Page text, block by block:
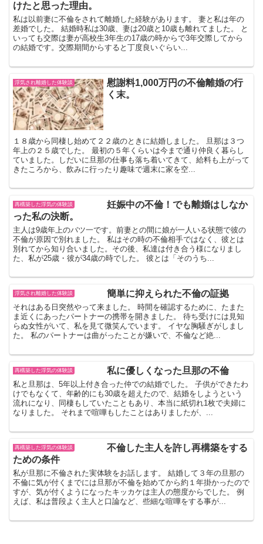
けたと思った理由。
私は以前妻に不倫をされて離婚した経験があります。 妻と私は年の
差婚でした。 結婚時私は30歳、妻は20歳と10歳も離れてました。 と
いっても交際は妻が高校生3年生の17歳の時からで3年交際してから
の結婚です。交際期間からすると丁度良いぐらい...
浮気され離婚した体験談
慰謝料1,000万円の不倫離婚の行
く末。
１８歳から同棲し始めて２２歳のときに結婚しました。 旦那は３つ
年上の２５歳でした。 最初の５年くらいは今まで通り仲良く暮らし
ていました。しだいに旦那の仕事も落ち着いてきて、給料も上がって
きたころから、飲みに行ったり趣味で週末に家を空...
再構築した浮気の体験談
妊娠中の不倫！でも離婚はしなか
った私の決断。
主人は9歳年上のバツ一です。前妻との間に娘が一人いる状態で彼の
不倫が原因で別れました。 私はその時の不倫相手ではなく、彼とは
別れてから知り合いました。その後、私達は付き合う様になりまし
た、私が25歳・彼が34歳の時でした。 彼とは「そのうち...
浮気され離婚した体験談 簡単に抑えられた不倫の証拠
それはある日突然やって来ました。 時間を確認するために、たまた
ま近くにあったパートナーの携帯を開きました。 待ち受けには見知
らぬ女性がいて、私を見て微笑んでいます。 イヤな胸騒ぎがしまし
た。 私のパートナーは曲がったことが嫌いで、不倫など絶...
再構築した浮気の体験談 私に優しくなった旦那の不倫
私と旦那は、5年以上付き合った仲での結婚でした。 子供ができたわ
けでもなくて、年齢的にも30歳を超えたので、結婚をしようという
流れになり、同棲もしていたこともあり、本当に紙切れ1枚で夫婦に
なりました。 それまで喧嘩もしたことはありましたが、...
再構築した浮気の体験談
不倫した主人を許し再構築をする
ための条件
私が旦那に不倫された実体験をお話します。 結婚して３年の旦那の
不倫に気が付くまでには旦那が不倫を始めてから約１年掛かったので
すが、気が付くようになったキッカケは主人の態度からでした。 例
えば、私は普段よく主人と口論など、些細な喧嘩をする事が...